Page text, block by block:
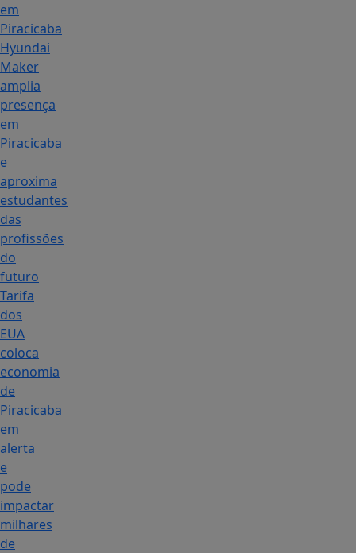
em
Piracicaba
Hyundai
Maker
amplia
presença
em
Piracicaba
e
aproxima
estudantes
das
profissões
do
futuro
Tarifa
dos
EUA
coloca
economia
de
Piracicaba
em
alerta
e
pode
impactar
milhares
de